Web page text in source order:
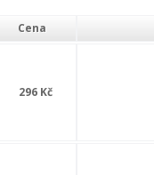
Cena
296 Kč